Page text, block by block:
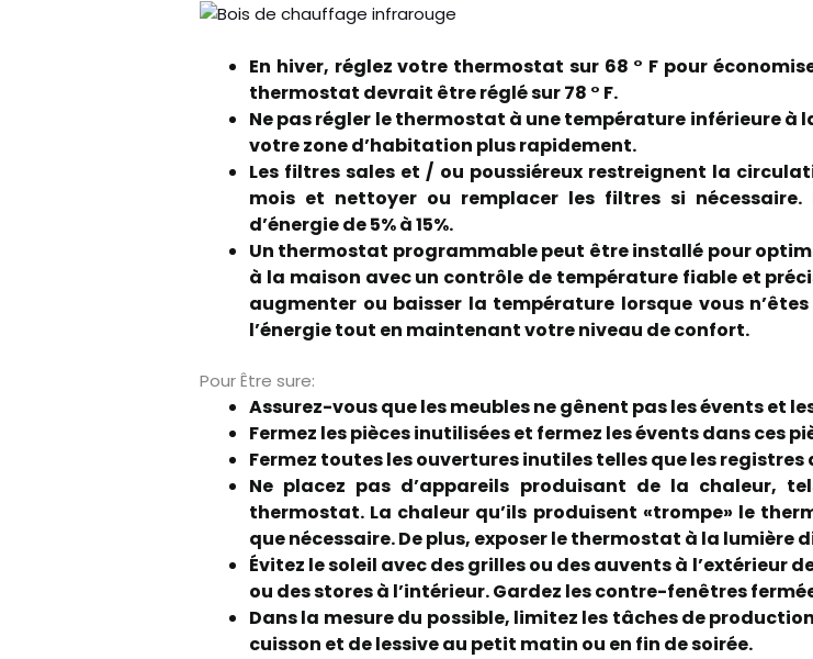
En hiver, réglez votre thermostat sur 68 ° F pour
thermostat devrait être réglé sur 78 ° F.
Ne pas régler le thermostat à une température inférieure à
votre zone d’habitation plus rapidement.
Les filtres sales et / ou poussiéreux restreignent la
mois et nettoyer ou remplacer les filtres si
d’énergie de 5% à 15%.
Un thermostat programmable peut être installé pour
à la maison avec un contrôle de température fiable et
augmenter ou baisser la température lorsque vous
l’énergie tout en maintenant votre niveau de confort.
Pour Être sure:
Assurez-vous que les meubles ne gênent pas les évents et
Fermez les pièces inutilisées et fermez les évents dans ces
Fermez toutes les ouvertures inutiles telles que les registres
Ne placez pas d’appareils produisant de la chaleur,
thermostat. La chaleur qu’ils produisent «trompe» le
que nécessaire. De plus, exposer le thermostat à la
Évitez le soleil avec des grilles ou des auvents à l’extérieur
ou des stores à l’intérieur. Gardez les contre-fenêtres
Dans la mesure du possible, limitez les tâches de
cuisson et de lessive au petit matin ou en fin de soirée.